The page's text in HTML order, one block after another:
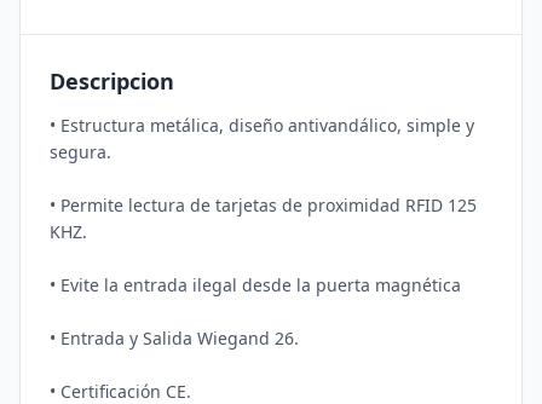
Descripcion
• Estructura metálica, diseño antivandálico, simple y
segura.
• Permite lectura de tarjetas de proximidad RFID 125
KHZ.
• Evite la entrada ilegal desde la puerta magnética
• Entrada y Salida Wiegand 26.
• Certificación CE.